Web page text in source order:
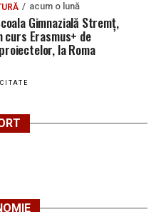
acum o lună
Gimnazială Stremț,
Erasmus+ de
la Roma